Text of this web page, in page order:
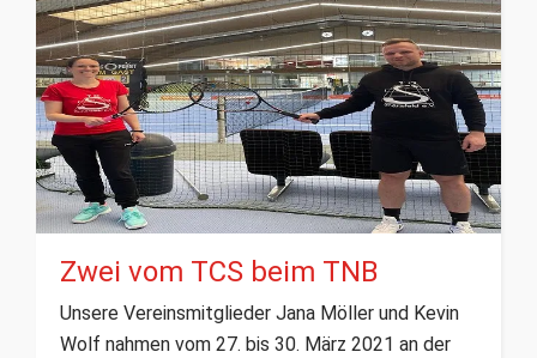
Zwei vom TCS beim TNB
Unsere Vereinsmitglieder Jana Möller und Kevin
Wolf nahmen vom 27. bis 30. März 2021 an der